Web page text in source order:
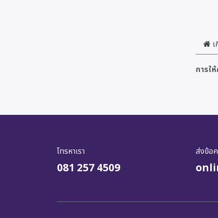
การใ
โทรหาเรา
081 257 4509
ส่งข้อค